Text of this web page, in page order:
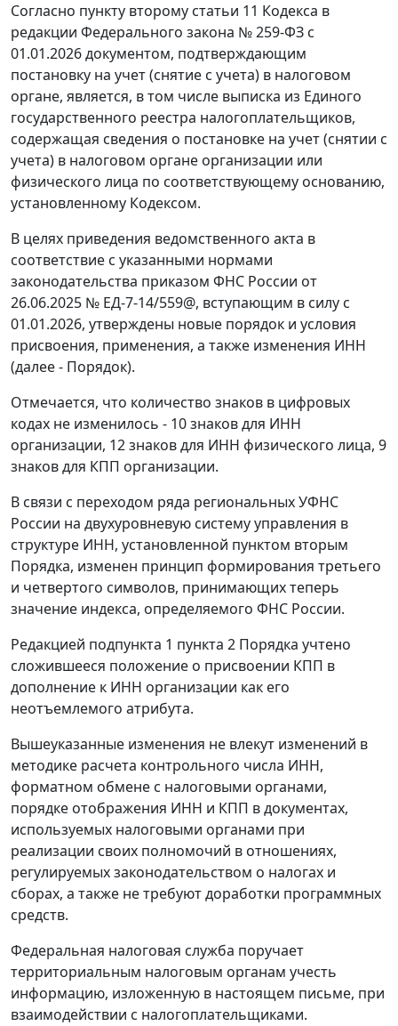
Согласно пункту второму статьи 11 Кодекса в
редакции Федерального закона № 259-ФЗ с
01.01.2026 документом, подтверждающим
постановку на учет (снятие с учета) в налоговом
органе, является, в том числе выписка из Единого
государственного реестра налогоплательщиков,
содержащая сведения о постановке на учет (снятии с
учета) в налоговом органе организации или
физического лица по соответствующему основанию,
установленному Кодексом.
В целях приведения ведомственного акта в
соответствие с указанными нормами
законодательства приказом ФНС России от
26.06.2025 № ЕД-7-14/559@, вступающим в силу с
01.01.2026, утверждены новые порядок и условия
присвоения, применения, а также изменения ИНН
(далее - Порядок).
Отмечается, что количество знаков в цифровых
кодах не изменилось - 10 знаков для ИНН
организации, 12 знаков для ИНН физического лица, 9
знаков для КПП организации.
В связи с переходом ряда региональных УФНС
России на двухуровневую систему управления в
структуре ИНН, установленной пунктом вторым
Порядка, изменен принцип формирования третьего
и четвертого символов, принимающих теперь
значение индекса, определяемого ФНС России.
Редакцией подпункта 1 пункта 2 Порядка учтено
сложившееся положение о присвоении КПП в
дополнение к ИНН организации как его
неотъемлемого атрибута.
Вышеуказанные изменения не влекут изменений в
методике расчета контрольного числа ИНН,
форматном обмене с налоговыми органами,
порядке отображения ИНН и КПП в документах,
используемых налоговыми органами при
реализации своих полномочий в отношениях,
регулируемых законодательством о налогах и
сборах, а также не требуют доработки программных
средств.
Федеральная налоговая служба поручает
территориальным налоговым органам учесть
информацию, изложенную в настоящем письме, при
взаимодействии с налогоплательщиками.